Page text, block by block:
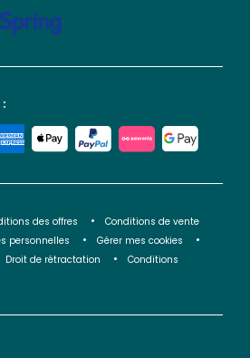
:
des offres
Conditions de vente
personnelles
Gérer mes cookies
Droit de rétractation
Conditions